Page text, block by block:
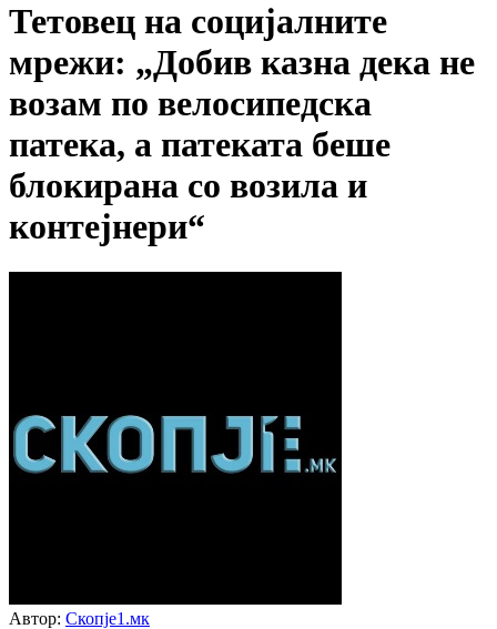
Тетовец на социјалните
мрежи: „Добив казна дека не
возам по велосипедска
патека, а патеката беше
блокирана со возила и
контејнери“
Автор: Скопје1.мк